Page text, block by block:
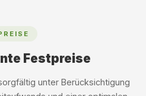
Festpreise
unter Berücksichtigung